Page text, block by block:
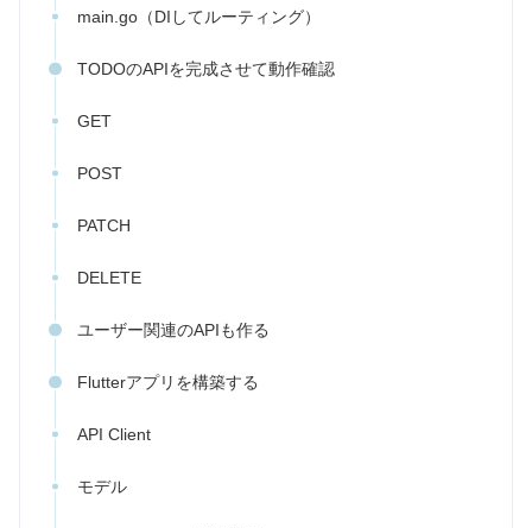
main.go（DIしてルーティング）
TODOのAPIを完成させて動作確認
GET
POST
PATCH
DELETE
ユーザー関連のAPIも作る
Flutterアプリを構築する
API Client
モデル